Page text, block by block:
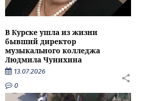
В Курске ушла из жизни
бывший директор
музыкального колледжа
Людмила Чунихина
13.07.2026
0